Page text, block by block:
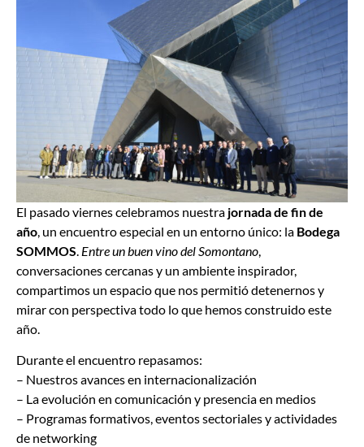
El pasado viernes celebramos nuestra jornada de fin de
año, un encuentro especial en un entorno único: la Bodega
SOMMOS. Entre un buen vino del Somontano,
conversaciones cercanas y un ambiente inspirador,
compartimos un espacio que nos permitió detenernos y
mirar con perspectiva todo lo que hemos construido este
año.
Durante el encuentro repasamos:
– Nuestros avances en internacionalización
– La evolución en comunicación y presencia en medios
– Programas formativos, eventos sectoriales y actividades
de networking